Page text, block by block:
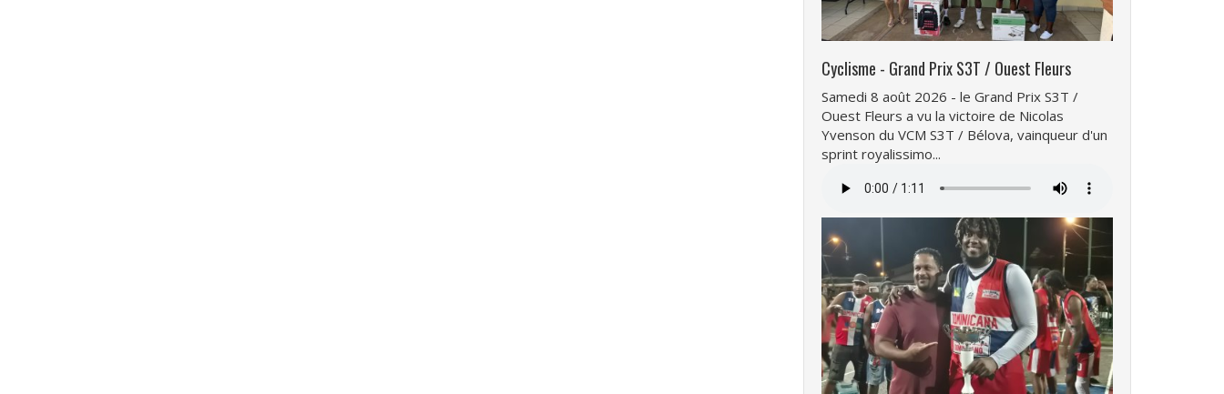
Cyclisme - Grand Prix S3T / Ouest Fleurs
Samedi 8 août 2026 - le Grand Prix S3T /
Ouest Fleurs a vu la victoire de Nicolas
Yvenson du VCM S3T / Bélova, vainqueur d'un
sprint royalissimo...
audio